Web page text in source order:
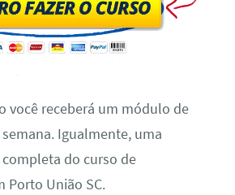
você receberá um módulo de
Igualmente, uma
do curso de
Porto União SC.